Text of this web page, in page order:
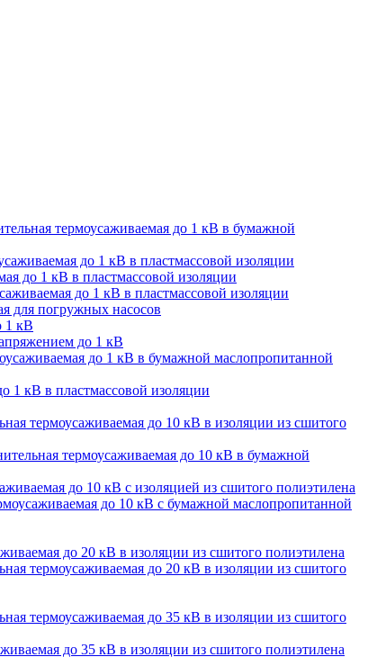
термоусаживаемая до 1 кВ в бумажной
до 1 кВ в пластмассовой изоляции
до 1 кВ в пластмассовой изоляции
до 1 кВ в пластмассовой изоляции
для погружных насосов
1 кВ
до 1 кВ
до 1 кВ в бумажной маслопропитанной
1 кВ в пластмассовой изоляции
термоусаживаемая до 10 кВ в изоляции из сшитого
термоусаживаемая до 10 кВ в бумажной
до 10 кВ с изоляцией из сшитого полиэтилена
до 10 кВ с бумажной маслопропитанной
до 20 кВ в изоляции из сшитого полиэтилена
термоусаживаемая до 20 кВ в изоляции из сшитого
термоусаживаемая до 35 кВ в изоляции из сшитого
до 35 кВ в изоляции из сшитого полиэтилена